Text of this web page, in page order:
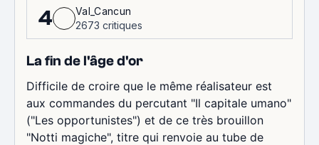
4
Val_Cancun
2673 critiques
La fin de l'âge d'or
Difficile de croire que le même réalisateur est
aux commandes du percutant "Il capitale umano"
("Les opportunistes") et de ce très brouillon
"Notti magiche", titre qui renvoie au tube de